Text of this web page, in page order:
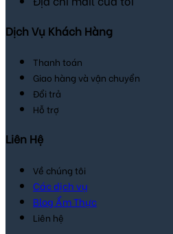
Dịch Vụ Khách Hàng
Thanh toán
Giao hàng và vận chuyển
Đổi trả
Hỗ trợ
Liên Hệ
Về chúng tôi
Các dịch vụ
Blog Ẩm Thực
Liên hệ